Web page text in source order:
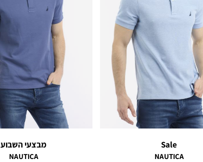
Sale
NAUTICA
מבצעי השבוע
NAUTICA